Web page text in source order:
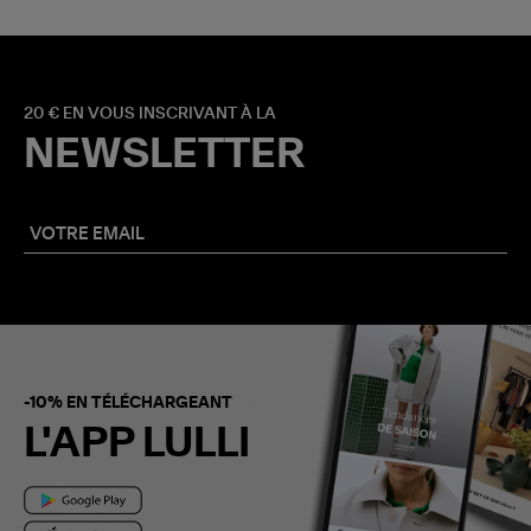
20 € EN VOUS INSCRIVANT À LA
NEWSLETTER
-10% EN TÉLÉCHARGEANT
L'APP LULLI